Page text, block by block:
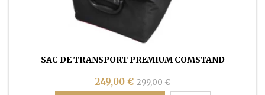
SAC DE TRANSPORT PREMIUM COMSTAND
249,00 € 299,00 €